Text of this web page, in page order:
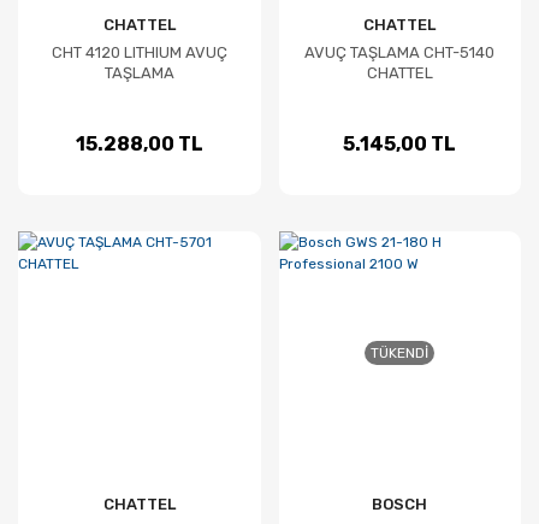
CHATTEL
CHT 4120 LITHIUM AVUÇ
TAŞLAMA
15.288,00 TL
CHATTEL
AVUÇ TAŞLAMA CHT-5140
CHATTEL
5.145,00 TL
CHATTEL
TÜKENDI
BOSCH